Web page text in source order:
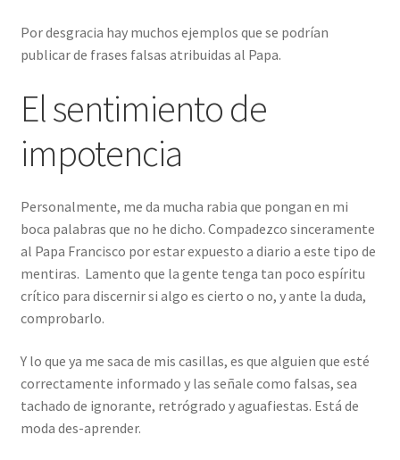
Por desgracia hay muchos ejemplos que se podrían
publicar de frases falsas atribuidas al Papa.
El sentimiento de
impotencia
Personalmente, me da mucha rabia que pongan en mi
boca palabras que no he dicho. Compadezco sinceramente
al Papa Francisco por estar expuesto a diario a este tipo de
mentiras. Lamento que la gente tenga tan poco espíritu
crítico para discernir si algo es cierto o no, y ante la duda,
comprobarlo.
Y lo que ya me saca de mis casillas, es que alguien que esté
correctamente informado y las señale como falsas, sea
tachado de ignorante, retrógrado y aguafiestas. Está de
moda des-aprender.